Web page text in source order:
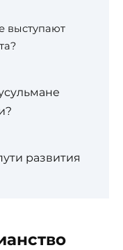
выступают
развития